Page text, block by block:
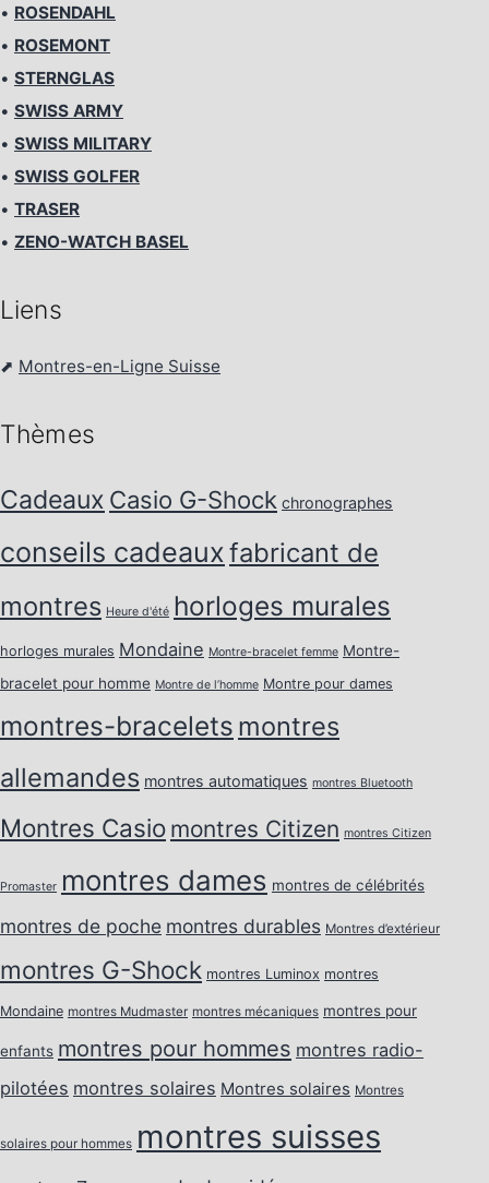
• ROSENDAHL
• ROSEMONT
• STERNGLAS
• SWISS ARMY
• SWISS MILITARY
• SWISS GOLFER
• TRASER
• ZENO-WATCH BASEL
Liens
⬈ Montres-en-Ligne Suisse
Thèmes
Cadeaux Casio G-Shock chronographes
conseils cadeauxfabricant de
montres Heure d'été horloges murales
horloges murales Mondaine Montre-bracelet femme Montre-
bracelet pour homme Montre de l’homme Montre pour dames
montres-bracelets montres
allemandes montres automatiques montres Bluetooth
Montres Casio montres Citizen montres Citizen
Promaster montres dames montres de célébrités
montres de poche montres durables Montres d’extérieur
montres G-Shock montres Luminox montres
Mondaine montres Mudmaster montres mécaniques montres pour
enfants montres pour hommes montres radio-
pilotées montres solaires Montres solaires Montres
solaires pour hommes montres suisses